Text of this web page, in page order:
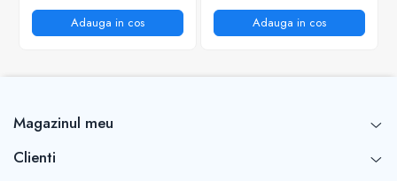
Adauga in cos Adauga in cos
Magazinul meu
Clienti